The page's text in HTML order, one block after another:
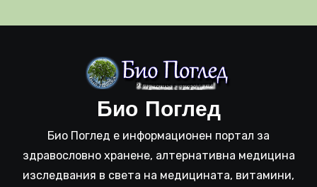
Био Поглед
Био Поглед е информационен портал за
здравословно хранене, алтернативна медицина
изследвания в света на медицината, витамини,